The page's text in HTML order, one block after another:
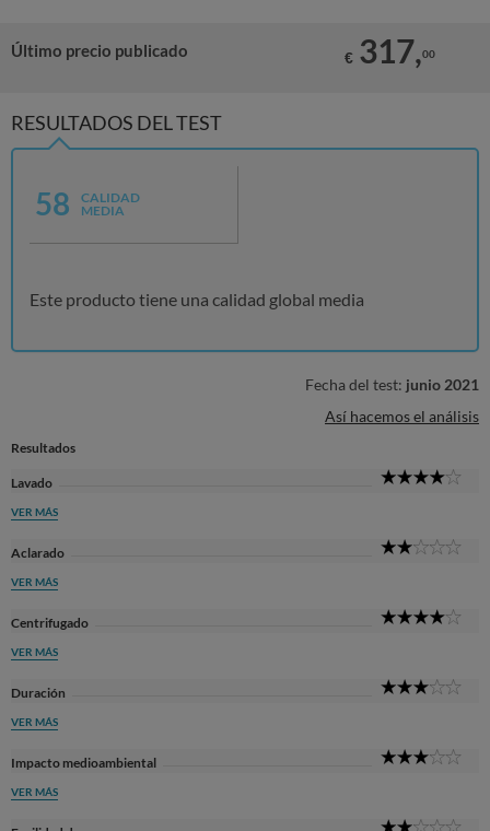
Último precio publicado € 317,00
RESULTADOS DEL TEST
58
CALIDAD
MEDIA
Este producto tiene una calidad global media
Fecha del test: junio 2021
Así hacemos el análisis
Resultados
Lavado
VER MÁS
Aclarado
VER MÁS
Centrifugado
VER MÁS
Duración
VER MÁS
Impacto medioambiental
VER MÁS